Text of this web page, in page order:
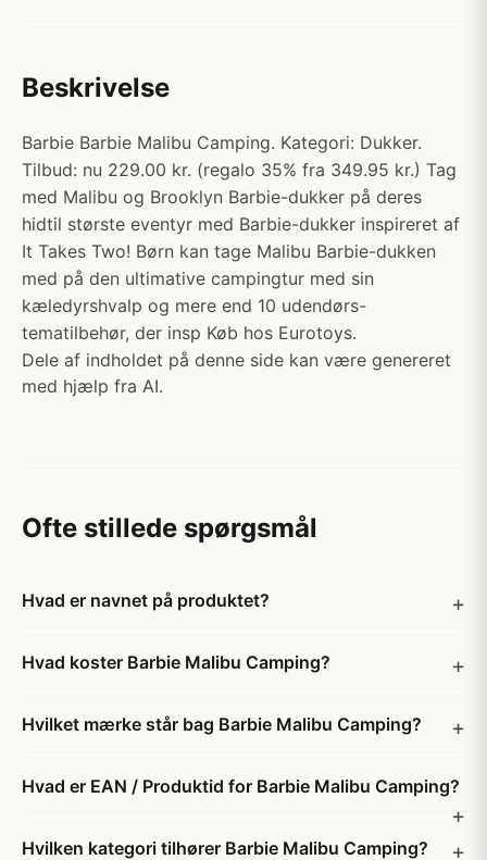
Beskrivelse
Barbie Barbie Malibu Camping. Kategori: Dukker.
Tilbud: nu 229.00 kr. (regalo 35% fra 349.95 kr.) Tag
med Malibu og Brooklyn Barbie-dukker på deres
hidtil største eventyr med Barbie-dukker inspireret af
It Takes Two! Børn kan tage Malibu Barbie-dukken
med på den ultimative campingtur med sin
kæledyrshvalp og mere end 10 udendørs-
tematilbehør, der insp Køb hos Eurotoys.
Dele af indholdet på denne side kan være genereret
med hjælp fra AI.
Ofte stillede spørgsmål
Hvad er navnet på produktet?
Hvad koster Barbie Malibu Camping?
Hvilket mærke står bag Barbie Malibu Camping?
Hvad er EAN / Produktid for Barbie Malibu Camping?
Hvilken kategori tilhører Barbie Malibu Camping?